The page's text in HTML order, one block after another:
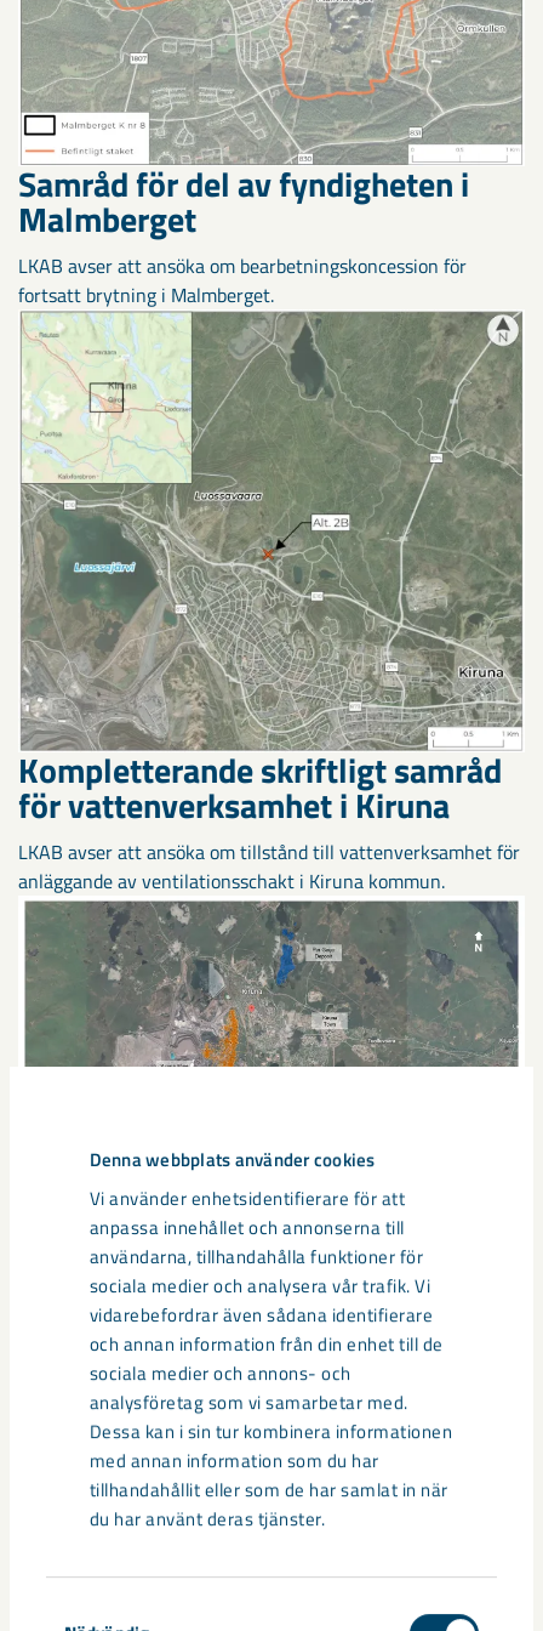
Denna webbplats använder cookies
Vi använder enhetsidentifierare för att
anpassa innehållet och annonserna till
användarna, tillhandahålla funktioner för
sociala medier och analysera vår trafik. Vi
vidarebefordrar även sådana identifierare
och annan information från din enhet till de
sociala medier och annons- och
analysföretag som vi samarbetar med.
Dessa kan i sin tur kombinera informationen
med annan information som du har
tillhandahållit eller som de har samlat in när
du har använt deras tjänster.
Samråd för del av fyndigheten i
Malmberget
LKAB avser att ansöka om bearbetningskoncession för
fortsatt brytning i Malmberget.
Kompletterande skriftligt samråd
för vattenverksamhet i Kiruna
LKAB avser att ansöka om tillstånd till vattenverksamhet för
anläggande av ventilationsschakt i Kiruna kommun.
Samråd för fyndigheten Per Geijer
LKAB har lämnat in ansökan om bearbetningskoncession för
fyndigheten Per Geijer i Kiruna.